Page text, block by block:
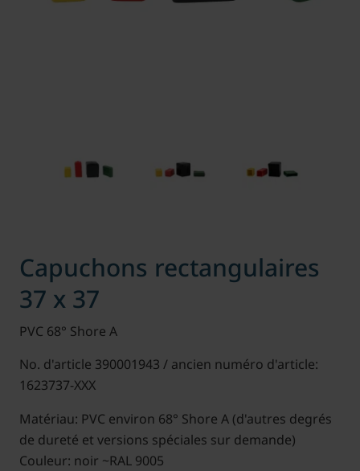
Capuchons rectangulaires
37 x 37
PVC 68° Shore A
No. d'article 390001943 / ancien numéro d'article:
1623737-XXX
Matériau: PVC environ 68° Shore A (d'autres degrés
de dureté et versions spéciales sur demande)
Couleur: noir ~RAL 9005